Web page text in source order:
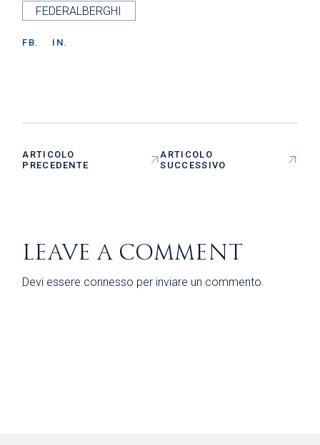
FEDERALBERGHI
FB. IN.
ARTICOLO
PRECEDENTE
ARTICOLO
SUCCESSIVO
LEAVE A COMMENT
Devi essere connesso per inviare un commento.